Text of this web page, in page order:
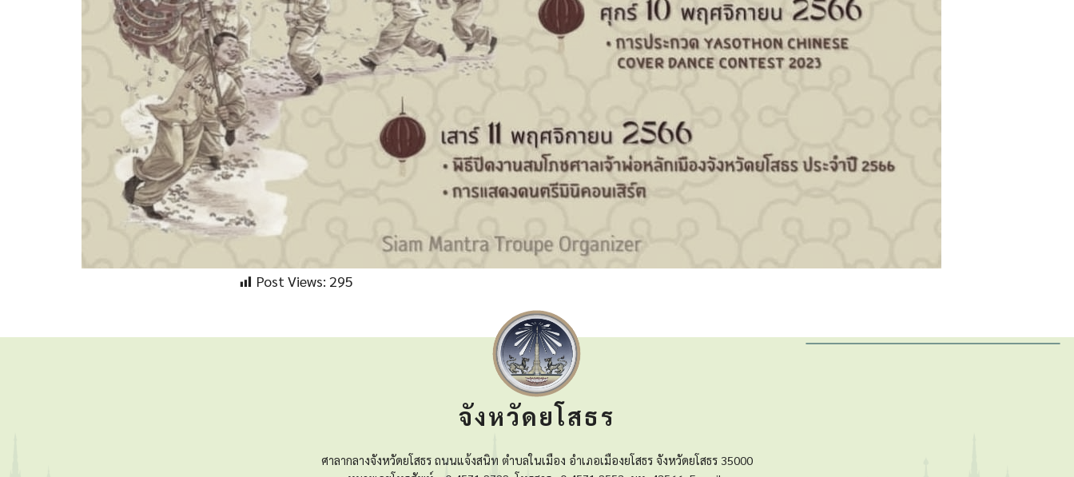
Post Views: 295
จังหวัดยโสธร
ศาลากลางจังหวัดยโสธร ถนนแจ้งสนิท ตำบลในเมือง อำเภอเมืองยโสธร จังหวัดยโสธร 35000